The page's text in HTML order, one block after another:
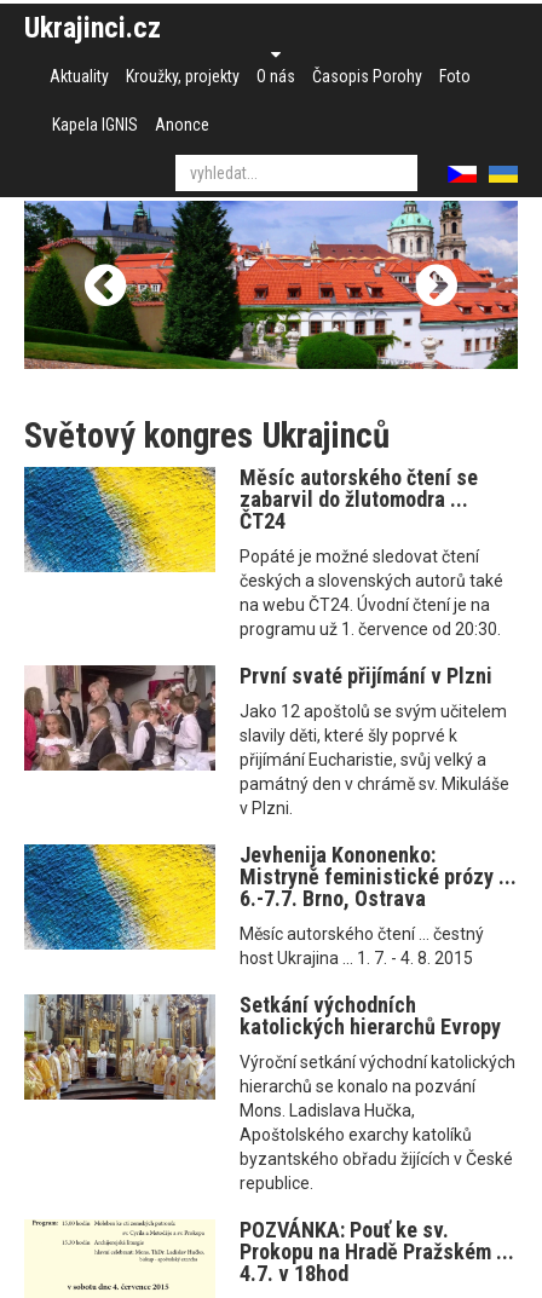
Ukrajinci.cz
Aktuality Kroužky, projekty O nás Časopis Porohy Foto
Kapela IGNIS Anonce
Světový kongres Ukrajinců
Měsíc autorského čtení se
zabarvil do žlutomodra ...
ČT24
Popáté je možné sledovat čtení
českých a slovenských autorů také
na webu ČT24. Úvodní čtení je na
programu už 1. července od 20:30.
První svaté přijímání v Plzni
Jako 12 apoštolů se svým učitelem
slavily děti, které šly poprvé k
přijímání Eucharistie, svůj velký a
památný den v chrámě sv. Mikuláše
v Plzni.
Jevhenija Kononenko:
Mistryně feministické prózy ...
6.-7.7. Brno, Ostrava
Měsíc autorského čtení ... čestný
host Ukrajina ... 1. 7. - 4. 8. 2015
Setkání východních
katolických hierarchů Evropy
Výroční setkání východní katolických
hierarchů se konalo na pozvání
Mons. Ladislava Hučka,
Apoštolského exarchy katolíků
byzantského obřadu žijících v České
republice.
POZVÁNKA: Pouť ke sv.
Prokopu na Hradě Pražském ...
4.7. v 18hod